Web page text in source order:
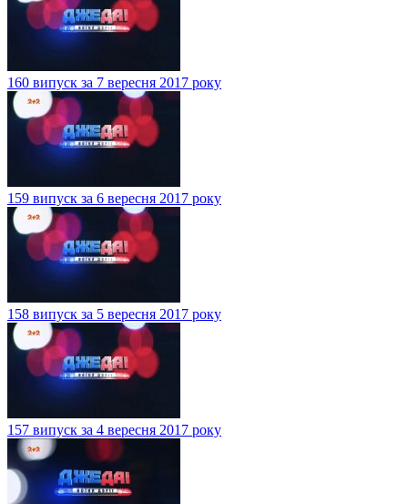
160 випуск за 7 вересня 2017 року
159 випуск за 6 вересня 2017 року
158 випуск за 5 вересня 2017 року
157 випуск за 4 вересня 2017 року